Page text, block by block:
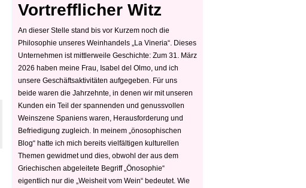
Vortrefflicher Witz
An dieser Stelle stand bis vor Kurzem noch die
Philosophie unseres Weinhandels „La Vineria“. Dieses
Unternehmen ist mittlerweile Geschichte: Zum 31. März
2026 haben meine Frau, Isabel del Olmo, und ich
unsere Geschäftsaktivitäten aufgegeben. Für uns
beide waren die Jahrzehnte, in denen wir mit unseren
Kunden ein Teil der spannenden und genussvollen
Weinszene Spaniens waren, Herausforderung und
Befriedigung zugleich. In meinem „önosophischen
Blog“ hatte ich mich bereits vielfältigen kulturellen
Themen gewidmet und dies, obwohl der aus dem
Griechischen abgeleitete Begriff „Önosophie“
eigentlich nur die „Weisheit vom Wein“ bedeutet. Wie